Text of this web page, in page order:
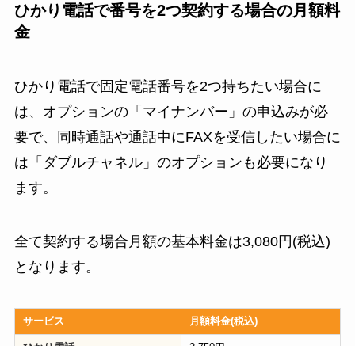
ひかり電話で番号を2つ契約する場合の月額料
金
ひかり電話で固定電話番号を2つ持ちたい場合に
は、オプションの「マイナンバー」の申込みが必
要で、同時通話や通話中にFAXを受信したい場合に
は「ダブルチャネル」のオプションも必要になり
ます。
全て契約する場合月額の基本料金は3,080円(税込)
となります。
サービス 月額料金(税込)